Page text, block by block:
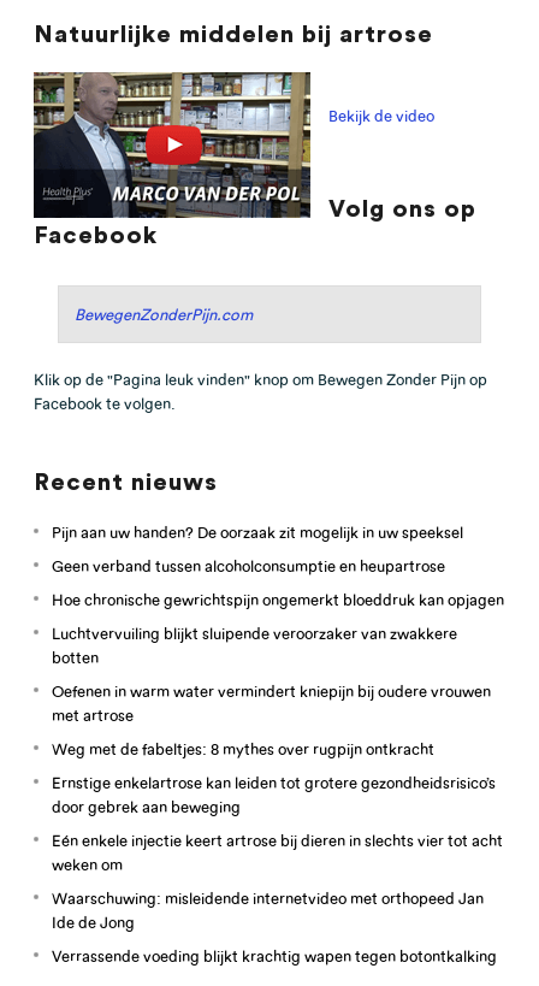
Natuurlijke middelen bij artrose
Bekijk de video
Volg ons op
Facebook
BewegenZonderPijn.com
Klik op de "Pagina leuk vinden" knop om Bewegen Zonder Pijn op
Facebook te volgen.
Recent nieuws
Pijn aan uw handen? De oorzaak zit mogelijk in uw speeksel
Geen verband tussen alcoholconsumptie en heupartrose
Hoe chronische gewrichtspijn ongemerkt bloeddruk kan opjagen
Luchtvervuiling blijkt sluipende veroorzaker van zwakkere
botten
Oefenen in warm water vermindert kniepijn bij oudere vrouwen
met artrose
Weg met de fabeltjes: 8 mythes over rugpijn ontkracht
Ernstige enkelartrose kan leiden tot grotere gezondheidsrisico’s
door gebrek aan beweging
Eén enkele injectie keert artrose bij dieren in slechts vier tot acht
weken om
Waarschuwing: misleidende internetvideo met orthopeed Jan
Ide de Jong
Verrassende voeding blijkt krachtig wapen tegen botontkalking